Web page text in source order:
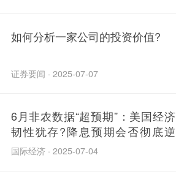
如何分析一家公司的投资价值?
证券要闻 · 2025-07-07
6月非农数据“超预期”：美国经济
韧性犹存?降息预期会否彻底逆
转?
国际经济 · 2025-07-04